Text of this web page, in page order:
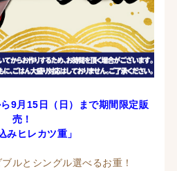
9月15日 （日 ）
まで期間限定販
売！
みヒレカツ重」
ルとシングル選べるお重！